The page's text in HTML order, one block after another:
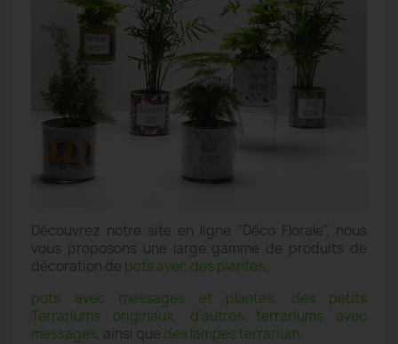
Découvrez notre site en ligne "Déco Florale", nous
vous proposons une large gamme de produits de
décoration de pots avec des plantes,
pots avec messages et plantes, des petits
Terrariums originaux, d'autres terrariums avec
messages, ainsi que des lampes terrarium